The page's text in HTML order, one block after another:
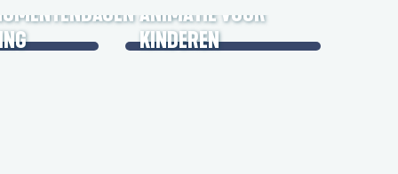
ANIMATIE VOOR
KINDEREN